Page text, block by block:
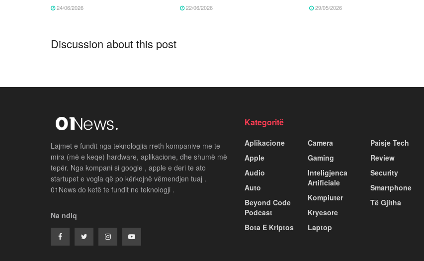
24/06/2026 22/06/2026 29/05/2026
Discussion about this post
Lajmet e fundit nga teknologjia rreth kompanive me te
mira (më e keqe) hardware, aplikacione, dhe shumë më
tepër. Nga kompani si google , apple e deri te ato
startupet e vogla që po kërkojnë vëmendjen tuaj .
01News do ketë te fundit ne teknologji .
Na ndiq
Kategoritë
Aplikacione
Apple
Audio
Auto
Beyond Code
Podcast
Bota E Kriptos
Camera
Gaming
Inteligjenca
Artificiale
Kompiuter
Kryesore
Laptop
Paisje Tech
Review
Security
Smartphone
Të Gjitha